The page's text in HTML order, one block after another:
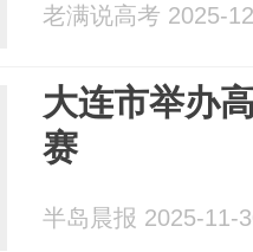
老满说高考 2025-
大连市举办
赛
半岛晨报 2025-11-